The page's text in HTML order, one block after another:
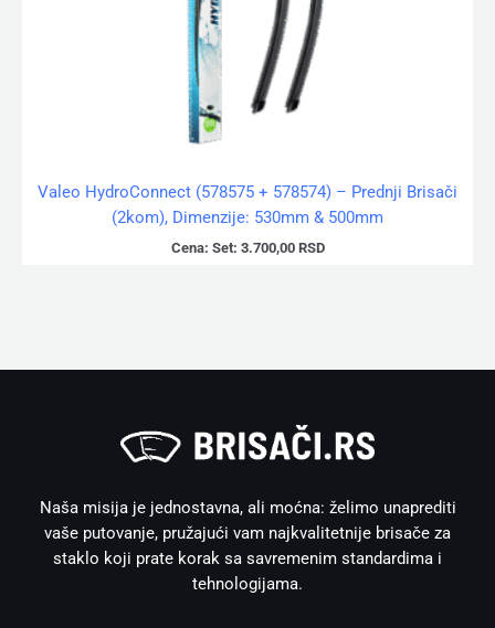
Valeo HydroConnect (578575 + 578574) – Prednji Brisači
(2kom), Dimenzije: 530mm & 500mm
Cena: Set: 3.700,00 RSD
Naša misija je jednostavna, ali moćna: želimo unaprediti
vaše putovanje, pružajući vam najkvalitetnije brisače za
staklo koji prate korak sa savremenim standardima i
tehnologijama.